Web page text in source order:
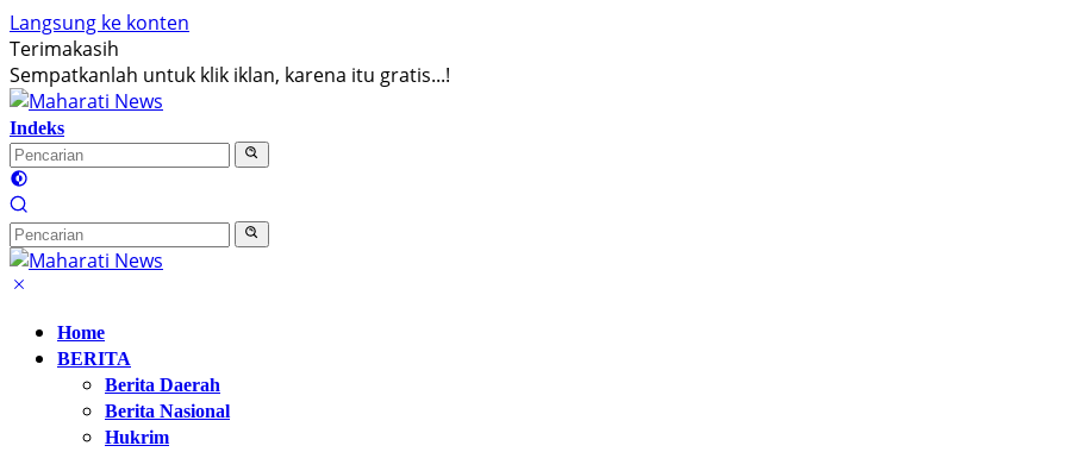
Langsung ke konten
Terimakasih
Sempatkanlah untuk klik iklan, karena itu gratis...!
Indeks
Home
BERITA
Berita Daerah
Berita Nasional
Hukrim